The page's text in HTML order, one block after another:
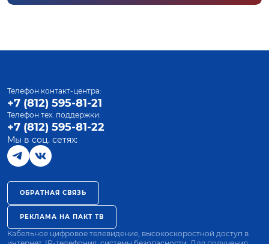
Телефон контакт-центра:
+7 (812) 595-81-21
Телефон тех. поддержки:
+7 (812) 595-81-22
Мы в соц. сетях:
ОБРАТНАЯ СВЯЗЬ
РЕКЛАМА НА ПАКТ ТВ
Кабельное цифровое телевидение, высокоскоростной доступ в